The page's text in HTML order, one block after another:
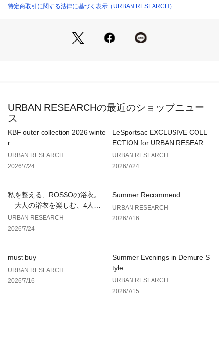
ザ・ノース・フェイスは、アウトドア用品や衣服、登山用具の
山岳で登山が難しい北側のことを指すノース・フェイスが社名
[メーカー表記サイズ]
M : 胴囲74～82cm
L : 胴囲78～86cm
当社サイズガイドに基づき計測した数値につきましては、採寸
表の実寸サイズをご参照ください。
[収納時]
高さ17cm / 幅20cm
※商品画像は、光の当たり具合やパソコンなどの閲覧環境によ
り、実際の色味と異なって見える場合がございます。予めご了
▼お気に入り登録のおすすめ▼
お気に入り登録された商品は、マイページにて現在の価格情報
特定商取引に関する法律に基づく表示（URBAN RESEARCH）
URBAN RESEARCHの最近のショップニュー
ス
KBF outer collection 2026 winte
r
URBAN RESEARCH
2026/7/24
LeSportsac EXCLUSIVE COLL
ECTION for URBAN RESEARC
H
URBAN RESEARCH
2026/7/24
私を整える、ROSSOの浴衣。
—大人の浴衣を楽しむ、4人のT
IPS—
URBAN RESEARCH
2026/7/24
Summer Recommend
URBAN RESEARCH
2026/7/16
must buy
URBAN RESEARCH
2026/7/16
Summer Evenings in Demure S
tyle
URBAN RESEARCH
2026/7/15